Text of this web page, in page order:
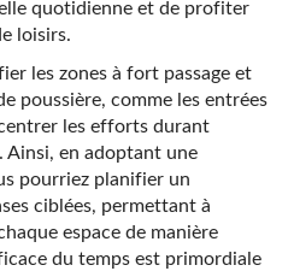
quotidienne et de profiter
loisirs.
les zones à fort passage et
poussière, comme les entrées
les efforts durant
Ainsi, en adoptant une
pourriez planifier un
ciblées, permettant à
espace de manière
du temps est primordiale